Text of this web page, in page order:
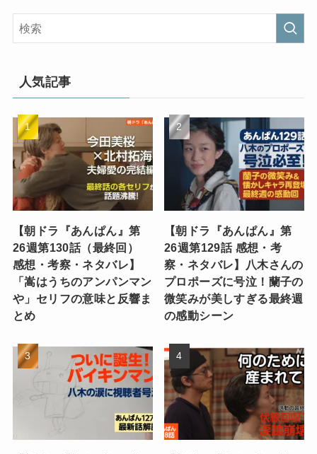
人気記事
【朝ドラ『あんぱん』第
26週第130話（最終回）
感想・考察・ネタバレ】
「嵩はうちのアンパンマン
や」セリフの意味と反響ま
とめ
【朝ドラ『あんぱん』第
26週第129話 感想・考
察・ネタバレ】八木さんの
プロポーズに号泣！蘭子の
微笑みが美しすぎる最終週
の感動シーン